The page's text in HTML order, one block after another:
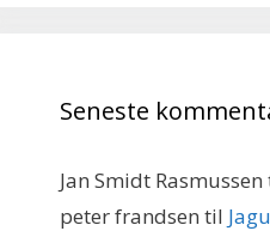
Seneste
Jan Smidt Rasmussen
peter frandsen til